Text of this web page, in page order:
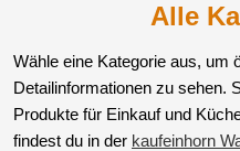
Alle
Wähle eine Kategorie aus, um
Detailinformationen zu sehen.
Produkte für Einkauf und
findest du in der kaufeinhorn